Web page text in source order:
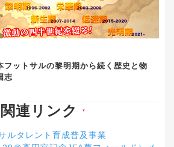
フットサルの黎明期から続く歴史と物
志
関連リンク ▼
ルタレント育成普及事業